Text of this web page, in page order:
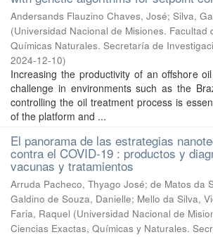
Andersands Flauzino Chaves, José; Silva,
(Universidad Nacional de Misiones. Facultad
Químicas Naturales. Secretaría de
2024-12-10)
Increasing the productivity of an offshore
challenge in environments such as the
controlling the oil treatment process is
of the platform and ...
El panorama de las estrategias
contra el COVID-19 : productos y
vacunas y tratamientos
Arruda Pacheco, Thyago José; de Matos da
Galdino de Souza, Danielle; Mello da Silva,
Faria, Raquel (Universidad Nacional de
Ciencias Exactas, Químicas y Naturales.